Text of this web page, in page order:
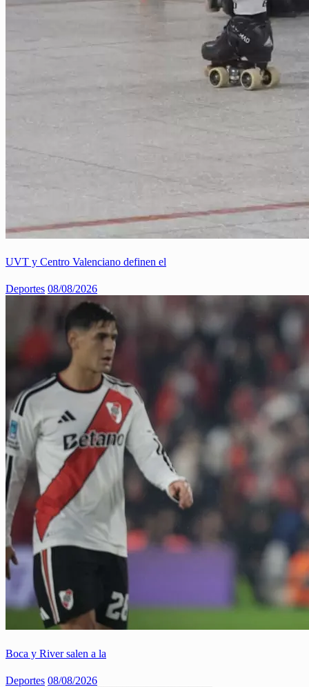
UVT y Centro Valenciano definen el
Deportes 08/08/2026
Boca y River salen a la
Deportes 08/08/2026